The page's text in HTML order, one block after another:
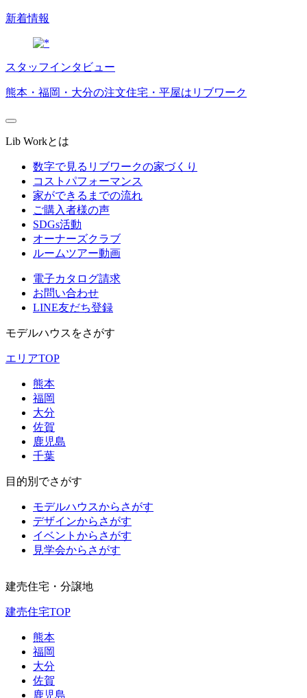
新着情報
スタッフインタビュー
熊本・福岡・大分の注文住宅・平屋はリブワーク
Lib Workとは
数字で見るリブワークの家づくり
コストパフォーマンス
家ができるまでの流れ
ご購入者様の声
SDGs活動
オーナーズクラブ
ルームツアー動画
電子カタログ請求
お問い合わせ
LINE友だち登録
モデルハウスをさがす
エリアTOP
熊本
福岡
大分
佐賀
鹿児島
千葉
目的別でさがす
モデルハウスからさがす
デザインからさがす
イベントからさがす
見学会からさがす
建売住宅・分譲地
建売住宅TOP
熊本
福岡
大分
佐賀
鹿児島